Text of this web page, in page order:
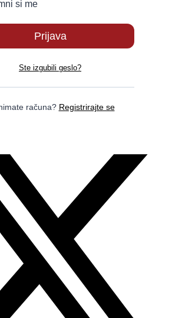
si me
Ste izgubili geslo?
računa? Registrirajte se